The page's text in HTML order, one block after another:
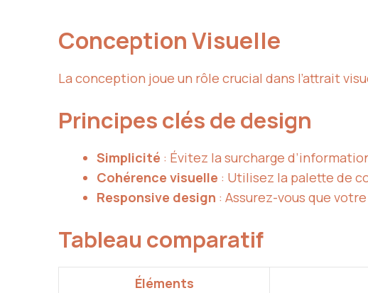
Conception Visuelle
La conception joue un rôle crucial dans l’attrait
Principes clés de design
Simplicité : Évitez la surcharge
Cohérence visuelle : Utilisez la palette de
Responsive design : Assurez-vous que
Tableau comparatif
Éléments